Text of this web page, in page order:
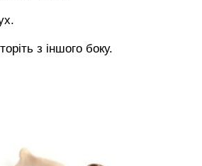
з іншого боку.